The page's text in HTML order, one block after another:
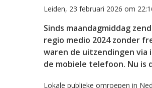
Leiden, 23 februari 2026 om
Sinds maandagmiddag
regio medio 2024 zonder
waren de uitzendingen via
de mobiele telefoon. Nu is
Lokale publieke omroepen in